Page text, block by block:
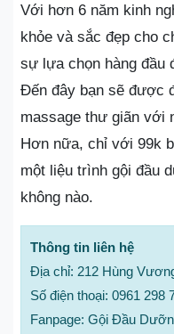
Với hơn 6 năm kinh
khỏe và sắc đẹp cho
sự lựa chọn hàng đầu
Đến đây bạn sẽ được
massage thư giãn với
Hơn nữa, chỉ với 99k
một liệu trình gội đầu
không nào.
Thông tin liên hệ
Địa chỉ: 212 Hùng
Số điện thoại: 0961 298
Fanpage: Gội Đầu